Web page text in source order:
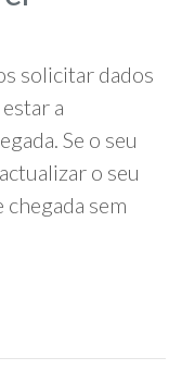
solicitar dados
a
Se o seu
o seu
sem